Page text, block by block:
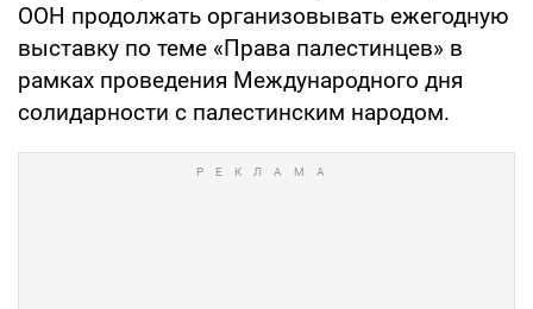
ООН продолжать организовывать ежегодную
выставку по теме «Права палестинцев» в
рамках проведения Международного дня
солидарности с палестинским народом.